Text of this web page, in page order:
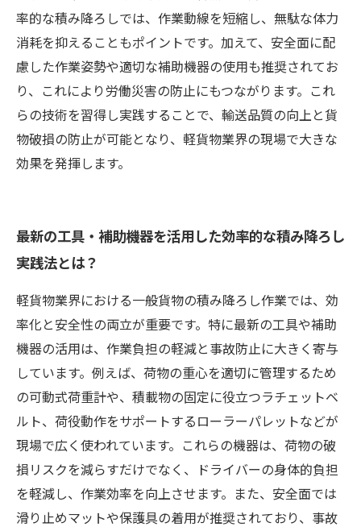
率的な積み降ろしでは、作業動線を短縮し、無駄な体力
消耗を抑えることもポイントです。加えて、安全面に配
慮した作業姿勢や適切な補助機器の使用も推奨されてお
り、これにより労働災害の防止にもつながります。これ
らの技術を習得し実践することで、輸送品質の向上と貨
物破損の防止が可能となり、軽貨物業界の現場で大きな
効果を発揮します。
最新の工具・補助機器を活用した効率的な積み降ろし
実践法とは？
軽貨物業界における一般貨物の積み降ろし作業では、効
率化と安全性の両立が重要です。特に最新の工具や補助
機器の活用は、作業負担の軽減と事故防止に大きく寄与
しています。例えば、荷物の重心を適切に管理するため
の可動式荷重計や、積載物の固定に役立つラチェットベ
ルト、荷役動作をサポートするローラーパレットなどが
現場で広く使われています。これらの機器は、荷物の破
損リスクを減らすだけでなく、ドライバーの身体的負担
を軽減し、作業効率を向上させます。また、安全面では
滑り止めマットや保護具の着用が推奨されており、事故